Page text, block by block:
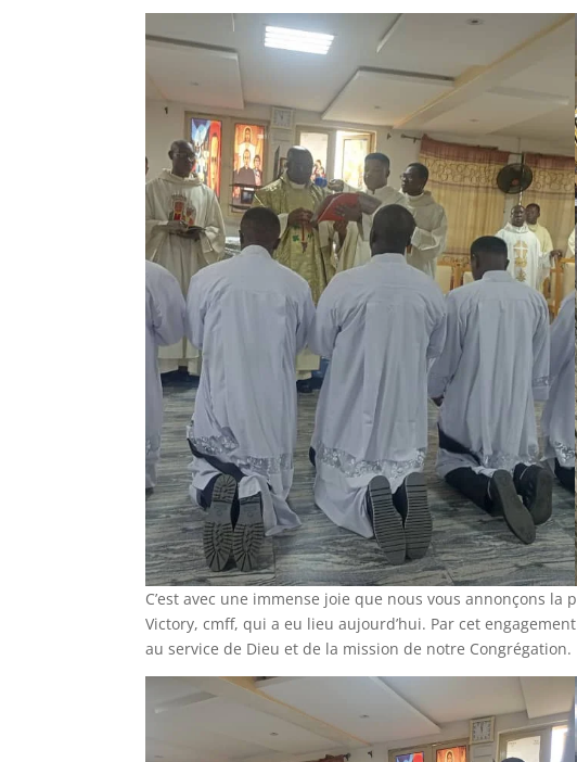
C’est avec une immense joie que nous vous annonçons
Victory, cmff, qui a eu lieu aujourd’hui. Par cet
au service de Dieu et de la mission de notre Congrégation.